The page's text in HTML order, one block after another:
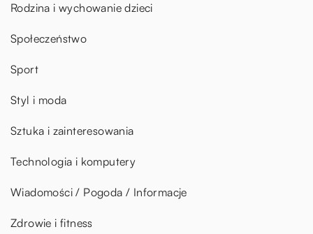
Rodzina i wychowanie dzieci
Społeczeństwo
Sport
Styl i moda
Sztuka i zainteresowania
Technologia i komputery
Wiadomości / Pogoda / Informacje
Zdrowie i fitness